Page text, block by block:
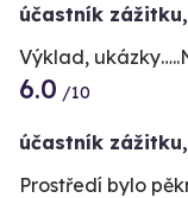
účastník zážitku,
Výklad,
6.0 /10
účastník zážitku,
Prostředí bylo